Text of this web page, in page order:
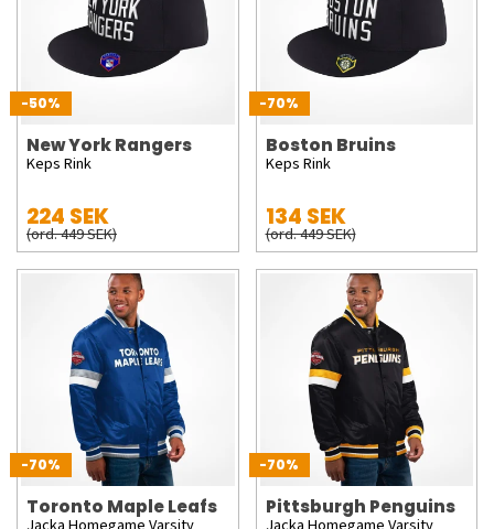
-50%
New York Rangers
Keps Rink
224 SEK
(ord. 449 SEK)
-70%
Boston Bruins
Keps Rink
134 SEK
(ord. 449 SEK)
-70%
Toronto Maple Leafs
-70%
Pittsburgh Penguins